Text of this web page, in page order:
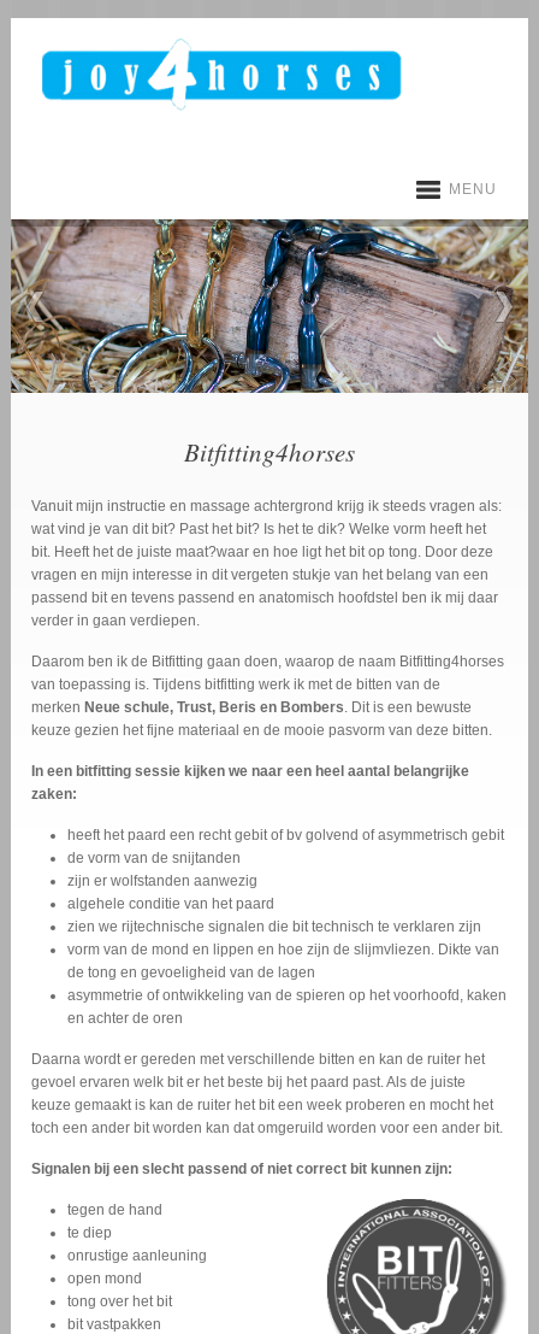
MENU
Bitfitting4horses
Vanuit mijn instructie en massage achtergrond krijg ik steeds vragen als:
wat vind je van dit bit? Past het bit? Is het te dik? Welke vorm heeft het
bit. Heeft het de juiste maat?waar en hoe ligt het bit op tong. Door deze
vragen en mijn interesse in dit vergeten stukje van het belang van een
passend bit en tevens passend en anatomisch hoofdstel ben ik mij daar
verder in gaan verdiepen.
Daarom ben ik de Bitfitting gaan doen, waarop de naam Bitfitting4horses
van toepassing is. Tijdens bitfitting werk ik met de bitten van de
merkenNeue schule, Trust, Beris en Bombers . Dit is een bewuste
keuze gezien het fijne materiaal en de mooie pasvorm van deze bitten.
In een bitfitting sessie kijken we naar een heel aantal belangrijke
zaken:
heeft het paard een recht gebit of bv golvend of asymmetrisch gebit
de vorm van de snijtanden
zijn er wolfstanden aanwezig
algehele conditie van het paard
zien we rijtechnische signalen die bit technisch te verklaren zijn
vorm van de mond en lippen en hoe zijn de slijmvliezen. Dikte van
de tong en gevoeligheid van de lagen
asymmetrie of ontwikkeling van de spieren op het voorhoofd, kaken
en achter de oren
Daarna wordt er gereden met verschillende bitten en kan de ruiter het
gevoel ervaren welk bit er het beste bij het paard past. Als de juiste
keuze gemaakt is kan de ruiter het bit een week proberen en mocht het
toch een ander bit worden kan dat omgeruild worden voor een ander bit.
Signalen bij een slecht passend of niet correct bit kunnen zijn:
tegen de hand
te diep
onrustige aanleuning
open mond
tong over het bit
bit vastpakken